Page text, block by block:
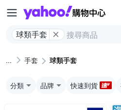
球類手套
手套 球類手套
分類 品牌 快速到貨